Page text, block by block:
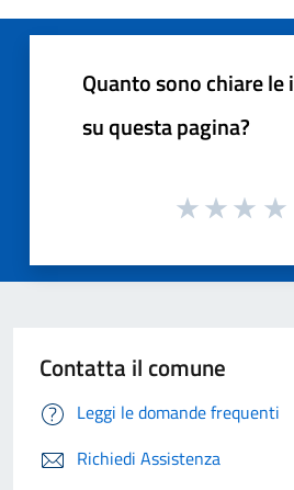
Quanto sono chiare
su questa pagina?
Contatta il comune
Leggi le domande frequenti
Richiedi Assistenza